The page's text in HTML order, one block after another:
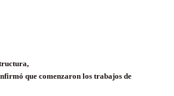
que comenzaron los trabajos de